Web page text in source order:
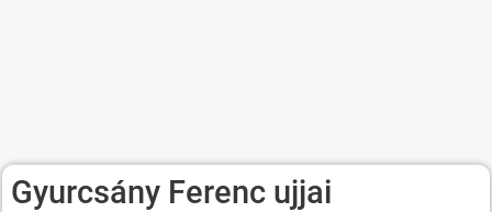
Gyurcsány Ferenc ujjai